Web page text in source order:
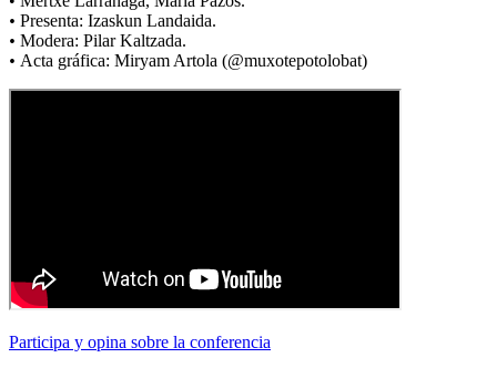
• Presenta: Izaskun Landaida.
• Modera: Pilar Kaltzada.
• Acta gráfica: Miryam Artola (@muxotepotolobat)
Participa y opina sobre la conferencia